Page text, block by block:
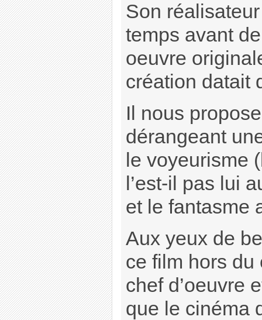
Son
temps avant
oeuvre
création datait
Il nous
dérangeant
le voyeurisme
l’est-il pas lui
et le fantasme
Aux yeux de
ce film hors du
chef d’oeuvre
que le cinéma